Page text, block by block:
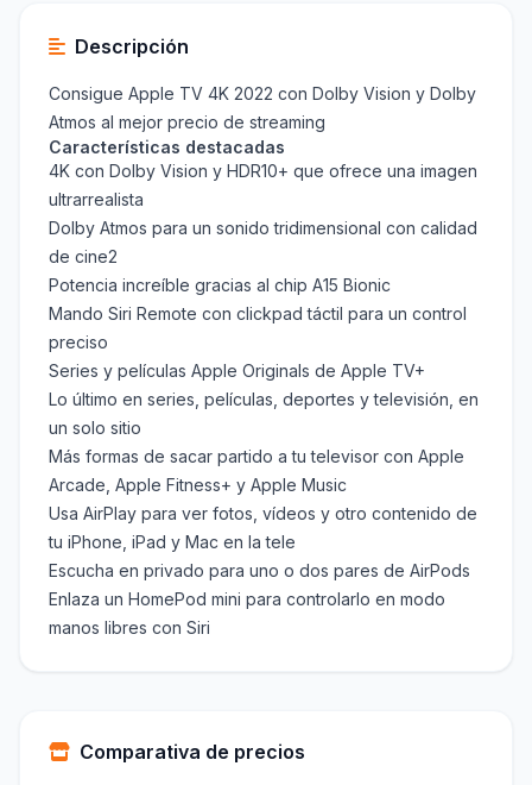
Descripción
Consigue Apple TV 4K 2022 con Dolby Vision y Dolby
Atmos al mejor precio de streaming
Características destacadas
4K con Dolby Vision y HDR10+ que ofrece una imagen
ultrarrealista
Dolby Atmos para un sonido tridimensional con calidad
de cine2
Potencia increíble gracias al chip A15 Bionic
Mando Siri Remote con clickpad táctil para un control
preciso
Series y películas Apple Originals de Apple TV+
Lo último en series, películas, deportes y televisión, en
un solo sitio
Más formas de sacar partido a tu televisor con Apple
Arcade, Apple Fitness+ y Apple Music
Usa AirPlay para ver fotos, vídeos y otro contenido de
tu iPhone, iPad y Mac en la tele
Escucha en privado para uno o dos pares de AirPods
Enlaza un HomePod mini para controlarlo en modo
manos libres con Siri
Comparativa de precios